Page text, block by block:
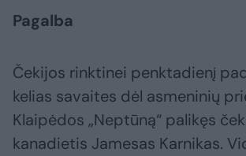
Pagalba
Čekijos rinktinei penktadienį
kelias savaites dėl asmeninių
Klaipėdos „Neptūną“ palikęs
kanadietis Jamesas Karnikas.